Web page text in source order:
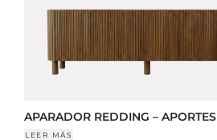
APARADOR REDDING – APORTES
LEER MÁS